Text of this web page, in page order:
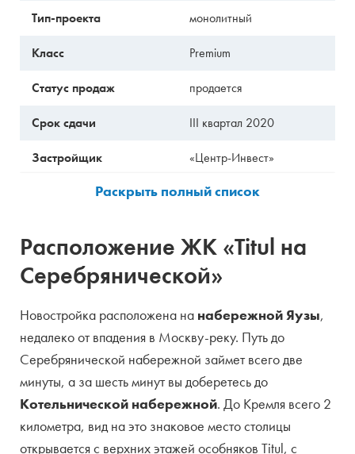
Тип-проекта монолитный
Класс Premium
Статус продаж продается
Срок сдачи III квартал 2020
Застройщик «Центр-Инвест»
Застройщик
компания
Тип собственности жилое и нежилое
Кол-во корпусов 8
Этажность 7 — 9
Кол-во квартир 193
Варианты отделки без отделки
Расположение ЖК «Titul на
Серебрянической»
Новостройка расположена на набережной Яузы,
недалеко от впадения в Москву-реку. Путь до
Серебрянической набережной займет всего две
минуты, а за шесть минут вы доберетесь до
Котельнической набережной. До Кремля всего 2
километра, вид на это знаковое место столицы
открывается с верхних этажей особняков Titul, с